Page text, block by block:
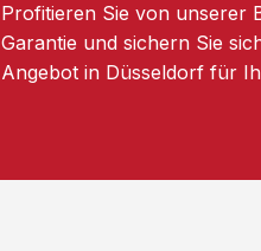
Profitieren Sie von unserer
Garantie und sichern Sie
Angebot in Düsseldorf für